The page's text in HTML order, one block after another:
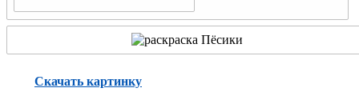
День морской пехоты
День Матери
Скачать картинку